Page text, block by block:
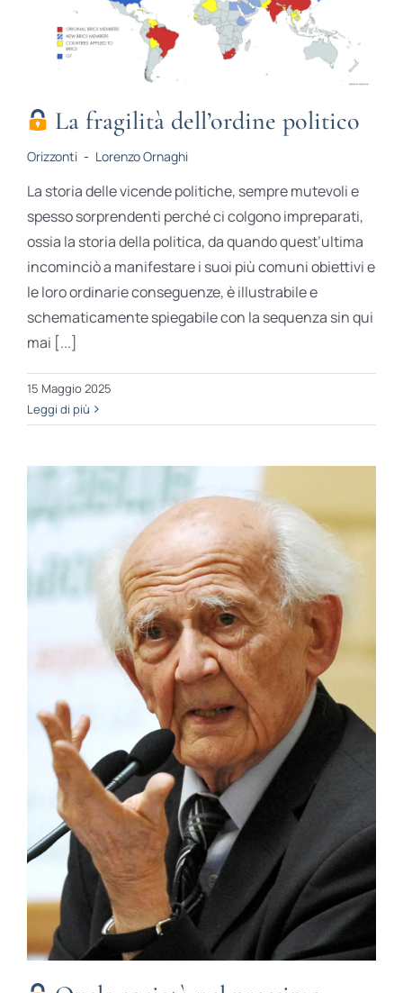
La fragilità dell’ordine politico
Orizzonti - Lorenzo Ornaghi
La storia delle vicende politiche, sempre mutevoli e
spesso sorprendenti perché ci colgono impreparati,
ossia la storia della politica, da quando quest’ultima
incominciò a manifestare i suoi più comuni obiettivi e
le loro ordinarie conseguenze, è illustrabile e
schematicamente spiegabile con la sequenza sin qui
mai [...]
15 Maggio 2025
Leggi di più